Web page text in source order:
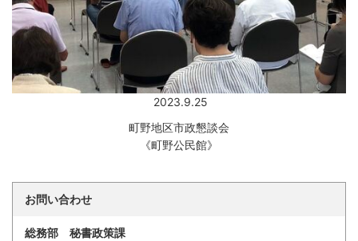
2023.9.25
町野地区市政懇談会
《町野公民館》
お問い合わせ
総務部 秘書政策課